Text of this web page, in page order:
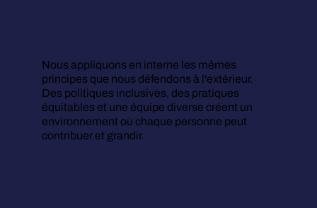
Nous appliquons en interne les mêmes
principes que nous défendons à l'extérieur.
Des politiques inclusives, des pratiques
équitables et une équipe diverse créent un
environnement où chaque personne peut
contribuer et grandir.